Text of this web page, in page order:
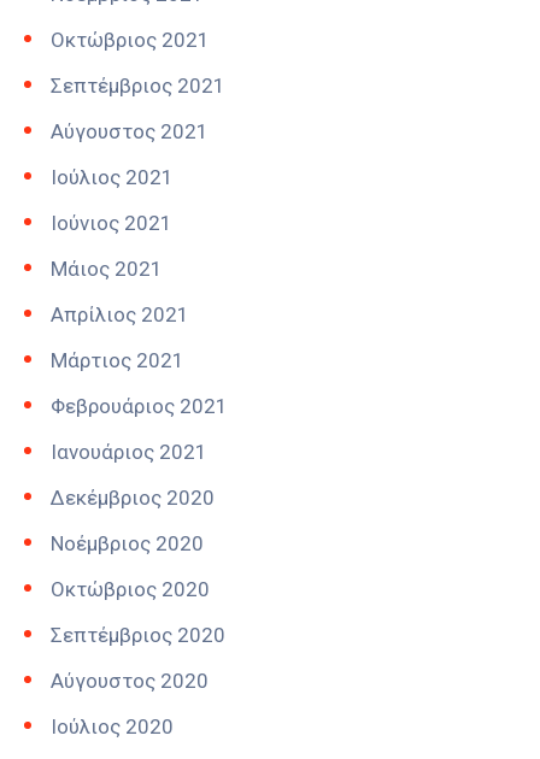
Οκτώβριος 2021
Σεπτέμβριος 2021
Αύγουστος 2021
Ιούλιος 2021
Ιούνιος 2021
Μάιος 2021
Απρίλιος 2021
Μάρτιος 2021
Φεβρουάριος 2021
Ιανουάριος 2021
Δεκέμβριος 2020
Νοέμβριος 2020
Οκτώβριος 2020
Σεπτέμβριος 2020
Αύγουστος 2020
Ιούλιος 2020